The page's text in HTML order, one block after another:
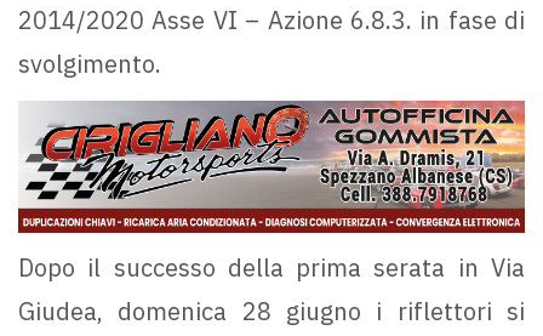
2014/2020 Asse VI – Azione 6.8.3. in fase di
svolgimento.
Dopo il successo della prima serata in Via
Giudea, domenica 28 giugno i riflettori si